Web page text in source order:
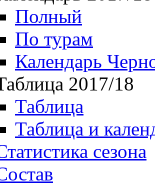
Полный
По турам
Календарь
2017/18
Таблица
Таблица и
сезона